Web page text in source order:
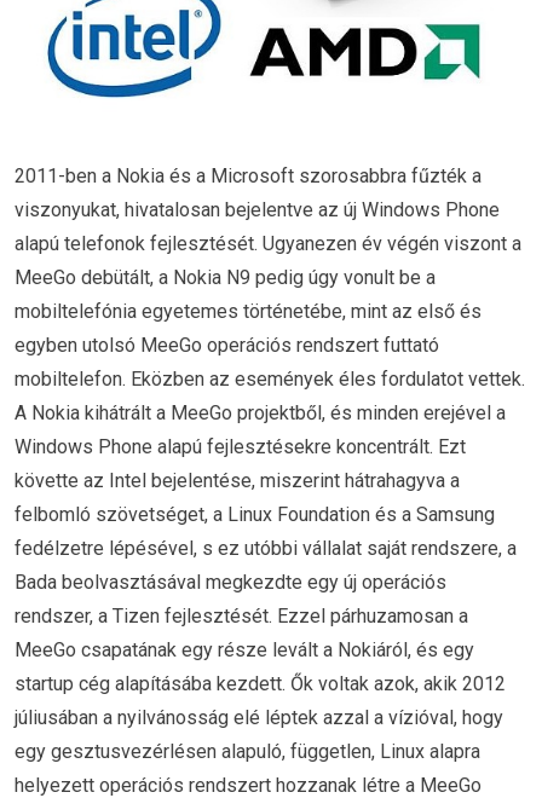
2011-ben a Nokia és a Microsoft szorosabbra fűzték a
viszonyukat, hivatalosan bejelentve az új Windows Phone
alapú telefonok fejlesztését. Ugyanezen év végén viszont a
MeeGo debütált, a Nokia N9 pedig úgy vonult be a
mobiltelefónia egyetemes történetébe, mint az első és
egyben utolsó MeeGo operációs rendszert futtató
mobiltelefon. Eközben az események éles fordulatot vettek.
A Nokia kihátrált a MeeGo projektből, és minden erejével a
Windows Phone alapú fejlesztésekre koncentrált. Ezt
követte az Intel bejelentése, miszerint hátrahagyva a
felbomló szövetséget, a Linux Foundation és a Samsung
fedélzetre lépésével, s ez utóbbi vállalat saját rendszere, a
Bada beolvasztásával megkezdte egy új operációs
rendszer, a Tizen fejlesztését. Ezzel párhuzamosan a
MeeGo csapatának egy része levált a Nokiáról, és egy
startup cég alapításába kezdett. Ők voltak azok, akik 2012
júliusában a nyilvánosság elé léptek azzal a vízióval, hogy
egy gesztusvezérlésen alapuló, független, Linux alapra
helyezett operációs rendszert hozzanak létre a MeeGo